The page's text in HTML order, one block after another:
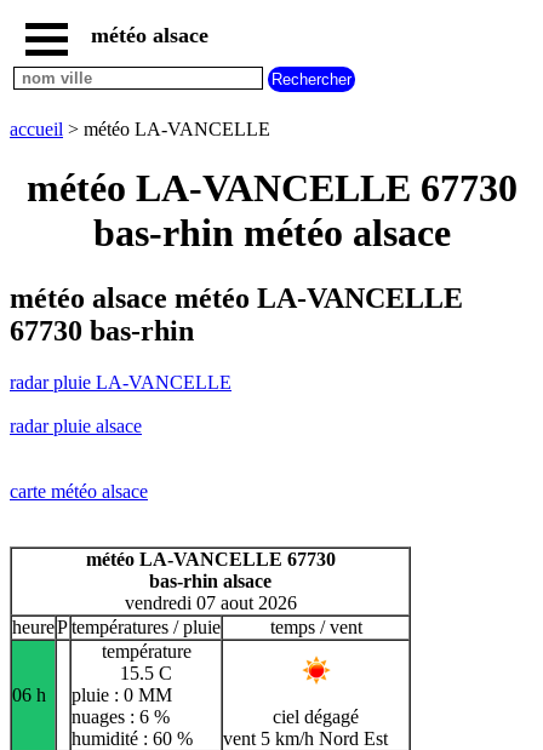
accueil
radar
LA-
carte
pluie
alsace
carte
france
villes
commencant
par
K L M
N
S T
U
V
W X Y Z
météo alsace
accueil > météo LA-VANCELLE
météo LA-VANCELLE 67730
bas-rhin météo alsace
météo alsace météo LA-VANCELLE
67730 bas-rhin
radar pluie LA-VANCELLE
radar pluie alsace
carte météo alsace
météo LA-VANCELLE 67730
bas-rhin alsace
vendredi 07 aout 2026
heurePtempératures / pluie temps / vent
06 h
température
15.5 C
pluie : 0 MM
nuages : 6 %
humidité : 60 %
ciel dégagé
vent 5 km/h Nord Est